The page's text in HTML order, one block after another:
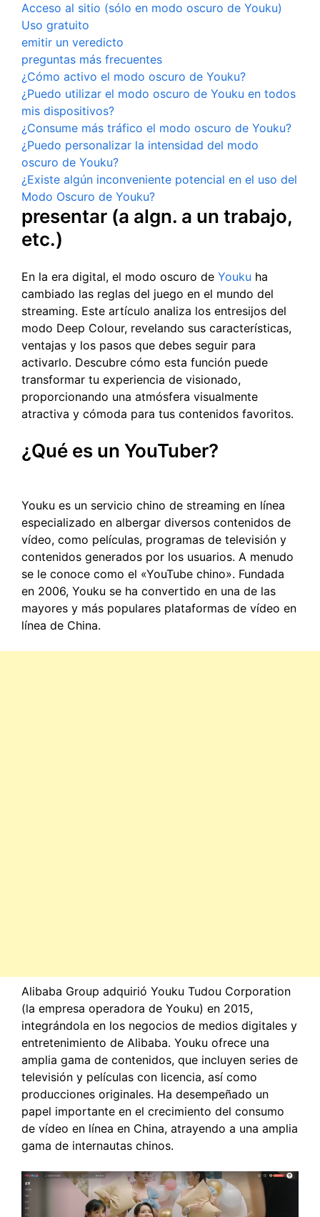
Acceso al sitio (sólo en modo oscuro de Youku)
Uso gratuito
emitir un veredicto
preguntas más frecuentes
¿Cómo activo el modo oscuro de Youku?
¿Puedo utilizar el modo oscuro de Youku en todos
mis dispositivos?
¿Consume más tráfico el modo oscuro de Youku?
¿Puedo personalizar la intensidad del modo
oscuro de Youku?
¿Existe algún inconveniente potencial en el uso del
Modo Oscuro de Youku?
presentar (a algn. a un trabajo,
etc.)
En la era digital, el modo oscuro de Youku ha
cambiado las reglas del juego en el mundo del
streaming. Este artículo analiza los entresijos del
modo Deep Colour, revelando sus características,
ventajas y los pasos que debes seguir para
activarlo. Descubre cómo esta función puede
transformar tu experiencia de visionado,
proporcionando una atmósfera visualmente
atractiva y cómoda para tus contenidos favoritos.
¿Qué es un YouTuber?
Youku es un servicio chino de streaming en línea
especializado en albergar diversos contenidos de
vídeo, como películas, programas de televisión y
contenidos generados por los usuarios. A menudo
se le conoce como el «YouTube chino». Fundada
en 2006, Youku se ha convertido en una de las
mayores y más populares plataformas de vídeo en
línea de China.
Alibaba Group adquirió Youku Tudou Corporation
(la empresa operadora de Youku) en 2015,
integrándola en los negocios de medios digitales y
entretenimiento de Alibaba. Youku ofrece una
amplia gama de contenidos, que incluyen series de
televisión y películas con licencia, así como
producciones originales. Ha desempeñado un
papel importante en el crecimiento del consumo
de vídeo en línea en China, atrayendo a una amplia
gama de internautas chinos.